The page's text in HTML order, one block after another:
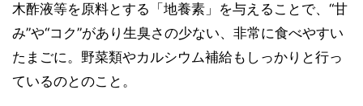
木酢液等を原料とする「地養素」を与えることで、“甘
み”や“コク”があり生臭さの少ない、非常に食べやすい
たまごに。野菜類やカルシウム補給もしっかりと行っ
ているのとのこと。